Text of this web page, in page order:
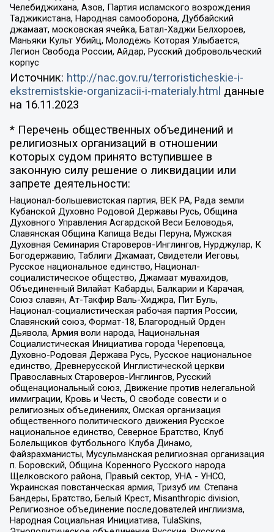
Челебиджихана, Азов, Партия исламского возрождения
Таджикистана, Народная самооборона, Дуббайский
джамаат, московская ячейка, Батал-Хаджи Белхороев,
Маньяки Культ Убийц, Молодёжь Которая Улыбается,
Легион Свобода России, Айдар, Русский добровольческий
корпус
Источник: http://nac.gov.ru/terroristicheskie-i-
ekstremistskie-organizacii-i-materialy.html данные
на 16.11.2023
* Перечень общественных объединений и
религиозных организаций в отношении
которых судом принято вступившее в
законную силу решение о ликвидации или
запрете деятельности:
Национал-большевистская партия, ВЕК РА, Рада земли
Кубанской Духовно Родовой Державы Русь, Община
Духовного Управления Асгардской Веси Беловодья,
Славянская Община Капища Веды Перуна, Мужская
Духовная Семинария Староверов-Инглингов, Нурджулар, К
Богодержавию, Таблиги Джамаат, Свидетели Иеговы,
Русское национальное единство, Национал-
социалистическое общество, Джамаат мувахидов,
Объединенный Вилайат Кабарды, Балкарии и Карачая,
Союз славян, Ат-Такфир Валь-Хиджра, Пит Буль,
Национал-социалистическая рабочая партия России,
Славянский союз, Формат-18, Благородный Орден
Дьявола, Армия воли народа, Национальная
Социалистическая Инициатива города Череповца,
Духовно-Родовая Держава Русь, Русское национальное
единство, Древнерусской Инглистической церкви
Православных Староверов-Инглингов, Русский
общенациональный союз, Движение против нелегальной
иммиграции, Кровь и Честь, О свободе совести и о
религиозных объединениях, Омская организация
общественного политического движения Русское
национальное единство, Северное Братство, Клуб
Болельщиков Футбольного Клуба Динамо,
Файзрахманисты, Мусульманская религиозная организация
п. Боровский, Община Коренного Русского народа
Щелковского района, Правый сектор, УНА - УНСО,
Украинская повстанческая армия, Тризуб им. Степана
Бандеры, Братство, Белый Крест, Misanthropic division,
Религиозное объединение последователей инглиизма,
Народная Социальная Инициатива, TulaSkins,